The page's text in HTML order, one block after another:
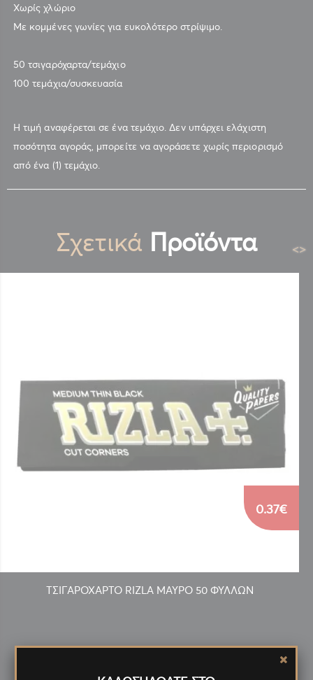
Χωρίς χλώριο
Με κομμένες γωνίες για ευκολότερο στρίψιμο.
50 τσιγαρόχαρτα/τεμάχιο
100 τεμάχια/συσκευασία
Η τιμή αναφέρεται σε ένα τεμάχιο. Δεν υπάρχει ελάχιστη
ποσότητα αγοράς, μπορείτε να αγοράσετε χωρίς περιορισμό
από ένα (1) τεμάχιο.
Σχετικά Προϊόντα
ΤΣΙΓΑΡΟΧΑΡΤΟ RIZLA ΜΑΥΡΟ 50 ΦΥΛΛΩΝ
0.37€
<>